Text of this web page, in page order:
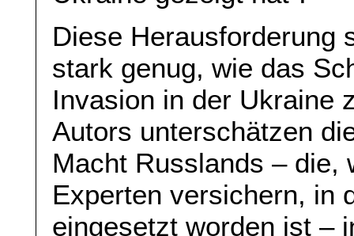
Diese Herausforderung
stark genug, wie das
Invasion in der Ukraine
Autors unterschätzen
Macht Russlands ‒ die,
Experten versichern, in
eingesetzt worden ist ‒